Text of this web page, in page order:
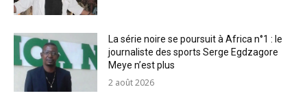
La série noire se poursuit à Africa n°1 : le
journaliste des sports Serge Egdzagore
Meye n’est plus
2 août 2026